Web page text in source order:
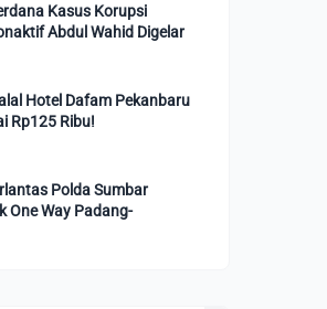
Kasus Korupsi
Abdul Wahid Digelar
Hotel Dafam Pekanbaru
Rp125 Ribu!
Polda Sumbar
One Way Padang-